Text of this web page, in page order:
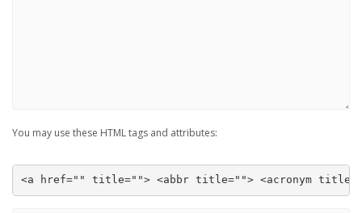
You may use these HTML tags and attributes:
<a href="" title=""> <abbr title=""> <acronym